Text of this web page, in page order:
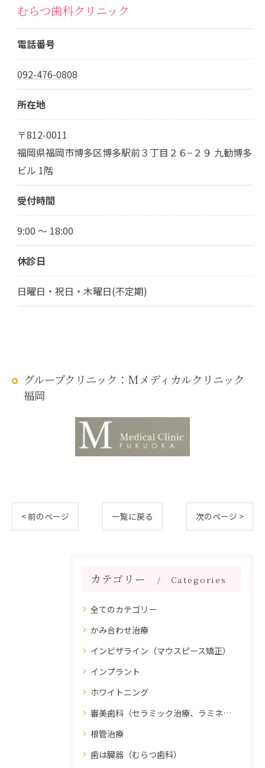
むらつ歯科クリニック
電話番号
092-476-0808
所在地
〒812-0011
福岡県福岡市博多区博多駅前３丁目２６−２９ 九勧博多
ビル 1階
受付時間
9:00 ～ 18:00
休診日
日曜日・祝日・木曜日(不定期)
グループクリニック：Mメディカルクリニック
福岡
< 前のページ 一覧に戻る 次のページ >
カテゴリー Categories
全てのカテゴリー
かみ合わせ治療
インビザライン（マウスピース矯正）
インプラント
ホワイトニング
審美歯科（セラミック治療、ラミネートべニア、ダイレクトボンディング）
根管治療
歯は臓器（むらつ歯科）